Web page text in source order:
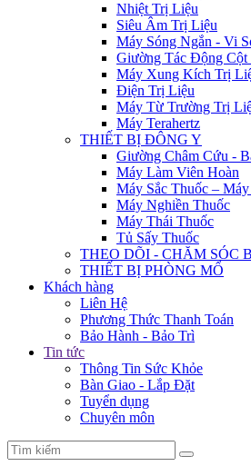
Nhiệt Trị Liệu
Siêu Âm Trị Liệu
Máy Sóng Ngắn - Vi
Giường Tác Động Cột
Máy Xung Kích Trị
Điện Trị Liệu
Máy Từ Trường Trị
Máy Terahertz
THIẾT BỊ ĐÔNG Y
Giường Châm Cứu -
Máy Làm Viên Hoàn
Máy Sắc Thuốc –
Máy Nghiền Thuốc
Máy Thái Thuốc
Tủ Sấy Thuốc
THEO DÕI - CHĂM SÓC
THIẾT BỊ PHÒNG MỔ
Khách hàng
Liên Hệ
Phương Thức Thanh Toán
Bảo Hành - Bảo Trì
Tin tức
Thông Tin Sức Khỏe
Bàn Giao - Lắp Đặt
Tuyển dụng
Chuyên môn